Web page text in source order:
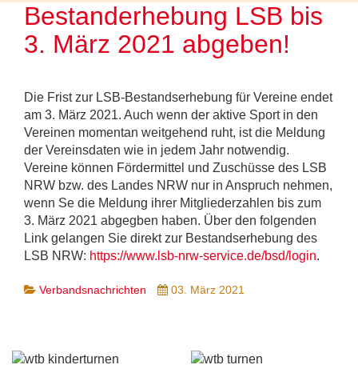
Bestanderhebung LSB bis
3. März 2021 abgeben!
Die Frist zur LSB-Bestandserhebung für Vereine endet
am 3. März 2021. Auch wenn der aktive Sport in den
Vereinen momentan weitgehend ruht, ist die Meldung
der Vereinsdaten wie in jedem Jahr notwendig.
Vereine können Fördermittel und Zuschüsse des LSB
NRW bzw. des Landes NRW nur in Anspruch nehmen,
wenn Se die Meldung ihrer Mitgliederzahlen bis zum
3. März 2021 abgegben haben. Über den folgenden
Link gelangen Sie direkt zur Bestandserhebung des
LSB NRW: https://www.lsb-nrw-service.de/bsd/login.
Verbandsnachrichten 03. März 2021